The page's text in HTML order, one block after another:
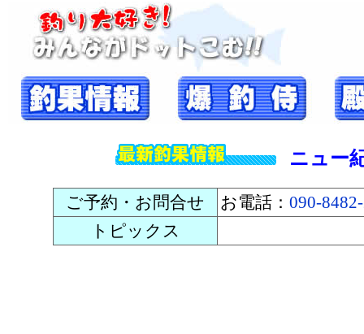
ニュー
ご予約・お問合せ お電話： 090-
トピックス